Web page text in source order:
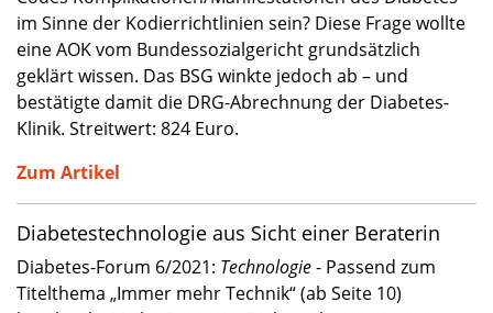
im Sinne der Kodierrichtlinien sein? Diese Frage wollte
eine AOK vom Bundessozialgericht grundsätzlich
geklärt wissen. Das BSG winkte jedoch ab – und
bestätigte damit die DRG-Abrechnung der Diabetes-
Klinik. Streitwert: 824 Euro.
Zum Artikel
Diabetestechnologie aus Sicht einer Beraterin
Diabetes-Forum 6/2021: Technologie- Passend zum
Titelthema „Immer mehr Technik“ (ab Seite 10)